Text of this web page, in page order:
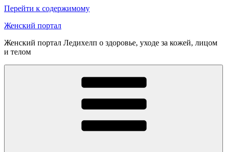
Перейти к содержимому
Женский портал
Женский портал Ледихелп о здоровье, уходе за кожей, лицом
и телом